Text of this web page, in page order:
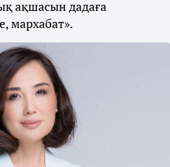
ақшасын дадаға
мархабат».